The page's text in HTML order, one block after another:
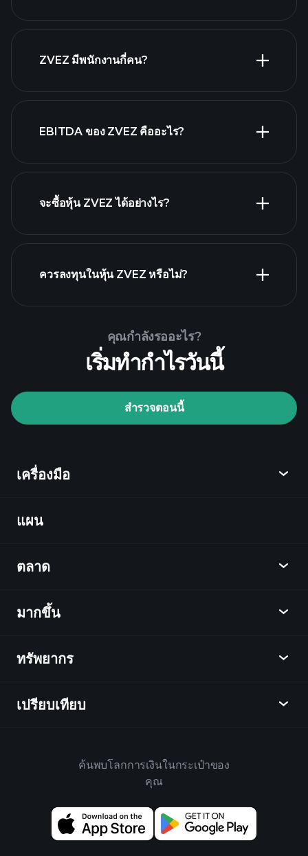
ทางการเงิน
ZVEZ มีพนักงานกี่คน?
นายจ้างที่ใหญ่ที่สุด
EBITDA ของ ZVEZ คืออะไร?
รายงาน
จะซื้อหุ้น ZVEZ ได้อย่างไร?
Playtrade Tournaments
โบรกเกอร์ที่แนะนำ
ควรลงทุนในหุ้น ZVEZ หรือไม่?
ที่ขับเคลื่อนด้วย AI
คุณกำลังรออะไร?
เริ่มทำกำไรวันนี้
สำรวจตอนนี้
เครื่องมือ
ค้นพบ
ศูนย์กลางการเรียนรู้
เดสก์ท็อป
แผน
ตลาด
ภาพรวม
ดัชนี
มากขึ้น
เป็นพันธมิตร
เกี่ยวกับเพลย์เทรด
ทรัพยากร
ศูนย์ช่วยเหลือ
นโยบายความเป็นส่วนตัว
การเปิดเผยความเสี่ยง
เปรียบเทียบ
Yahoo Finance
TradingView
ค้นพบโลกการเงินในกระเป๋าของ
คุณ